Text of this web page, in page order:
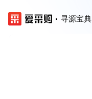
寻源宝典